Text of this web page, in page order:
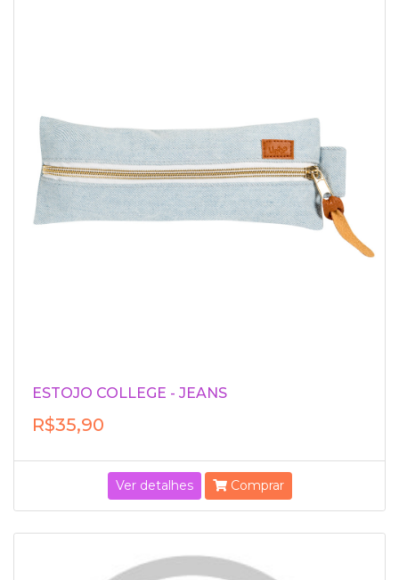
ESTOJO COLLEGE - JEANS
R$35,90
Ver detalhes Comprar